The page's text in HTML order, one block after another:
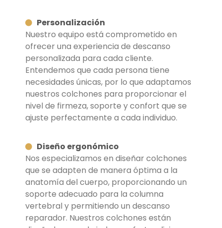
Personalización
Nuestro equipo está comprometido en
ofrecer una experiencia de descanso
personalizada para cada cliente.
Entendemos que cada persona tiene
necesidades únicas, por lo que adaptamos
nuestros colchones para proporcionar el
nivel de firmeza, soporte yconfort que se
ajuste perfectamente a cada individuo.
Diseño ergonómico
Nos especializamos en diseñar colchones
que se adapten de manera óptima a la
anatomíadel cuerpo, proporcionando un
soporte adecuado para la columna
vertebral y permitiendo un descanso
reparador. Nuestros colchones están